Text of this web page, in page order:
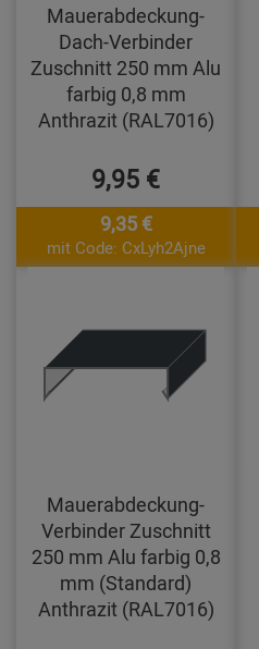
Mauerabdeckung-
Dach-Verbinder
Zuschnitt 250 mm Alu
farbig 0,8 mm
Anthrazit (RAL7016)
9,95 €
9,35 €
mit Code: CxLyh2Ajne
Mauerabdeckung-
Verbinder Zuschnitt
250 mm Alu farbig 0,8
mm (Standard)
Anthrazit (RAL7016)